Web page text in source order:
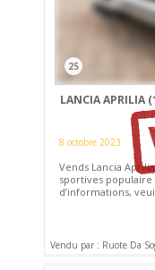
25
LANCIA APRILIA
8 octobre 2023
Vends Lancia
sportives
d’informations,
Vendu par : Ruote Da